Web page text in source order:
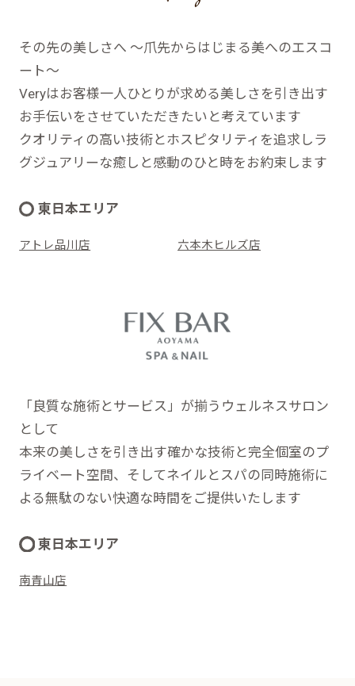
その先の美しさへ ～爪先からはじまる美へのエスコ
ート～
Veryはお客様一人ひとりが求める美しさを引き出す
お手伝いをさせていただきたいと考えています
クオリティの高い技術とホスピタリティを追求しラ
グジュアリーな癒しと感動のひと時をお約束します
東日本エリア
アトレ品川店 六本木ヒルズ店
「良質な施術とサービス」が揃うウェルネスサロン
として
本来の美しさを引き出す確かな技術と完全個室のプ
ライベート空間、そしてネイルとスパの同時施術に
よる無駄のない快適な時間をご提供いたします
東日本エリア
南青山店